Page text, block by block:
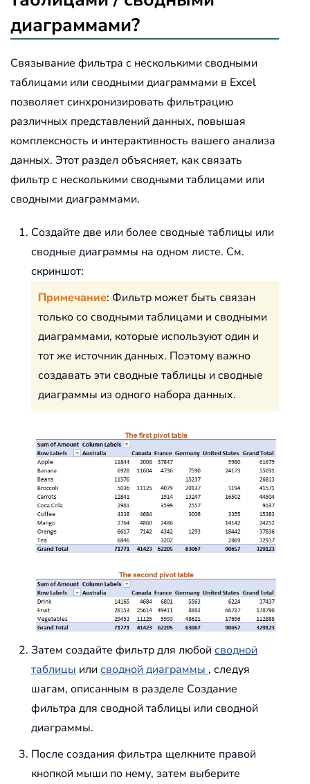
диаграммами?
Связывание фильтра с несколькими сводными
таблицами или сводными диаграммами в Excel
позволяет синхронизировать фильтрацию
различных представлений данных, повышая
комплексность и интерактивность вашего анализа
данных. Этот раздел объясняет, как связать
фильтр с несколькими сводными таблицами или
сводными диаграммами.
Создайте две или более сводные таблицы или
сводные диаграммы на одном листе. См.
скриншот:
Примечание: Фильтр может быть связан
только со сводными таблицами и сводными
диаграммами, которые используют один и
тот же источник данных. Поэтому важно
создавать эти сводные таблицы и сводные
диаграммы из одного набора данных.
Затем создайте фильтр для любой сводной
таблицы или сводной диаграммы , следуя
шагам, описанным в разделе Создание
фильтра для сводной таблицы или сводной
диаграммы.
После создания фильтра щелкните правой
кнопкой мыши по нему, затем выберите